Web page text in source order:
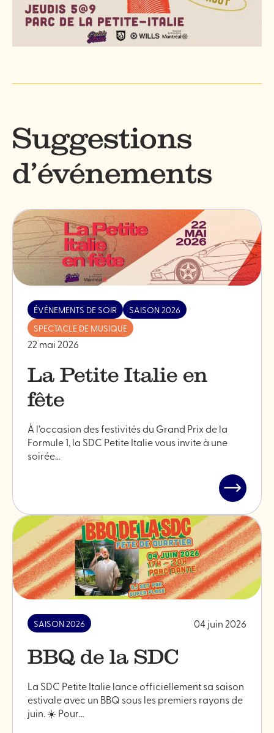
Suggestions
d’événements
ÉVÉNEMENTS DE SOIR
SAISON 2026
SPECTACLE DE MUSIQUE
22 mai 2026
La Petite Italie en
fête
À l’occasion des festivités du Grand Prix de la
Formule 1, la SDC Petite Italie vous invite à une
soirée…
Lire
l'article
"La
Petite
Italie
en
fête"
SAISON 2026 04 juin 2026
BBQ de la SDC
La SDC Petite Italie lance officiellement sa saison
estivale avec un BBQ sous les premiers rayons de
juin. ☀️ Pour…